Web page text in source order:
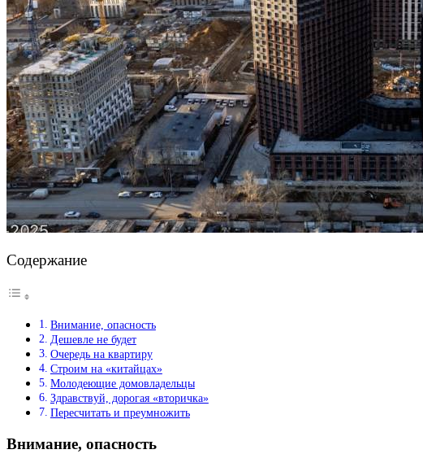
Содержание
Внимание, опасность
Дешевле не будет
Очередь на квартиру
Строим на «китайцах»
Молодеющие домовладельцы
Здравствуй, дорогая «вторичка»
Пересчитать и преумножить
Внимание, опасность